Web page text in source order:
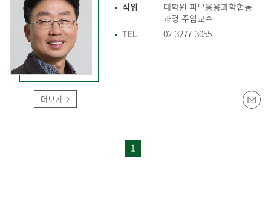
더보기
직위
대학원 피부응용과학협동
과정 주임교수
TEL
02-3277-3055
1